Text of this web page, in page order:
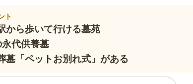
ト
から歩いて行ける墓苑
代供養墓
墓「ペットお別れ式」がある